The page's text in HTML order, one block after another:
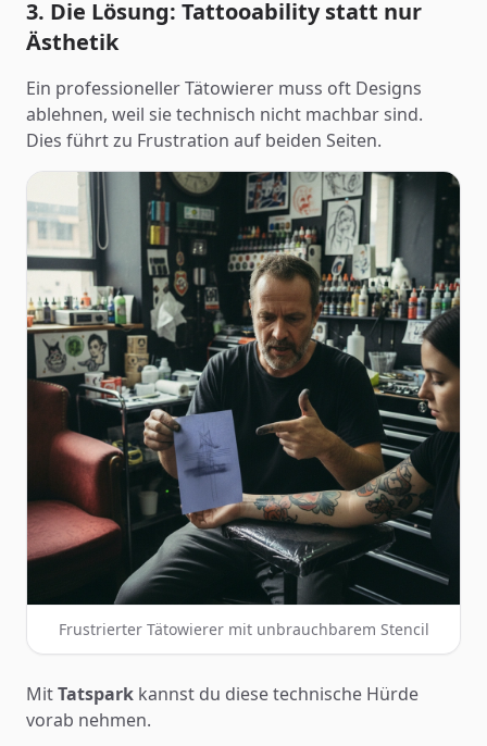
3. Die Lösung: Tattooability statt nur
Ästhetik
Ein professioneller Tätowierer muss oft Designs
ablehnen, weil sie technisch nicht machbar sind.
Dies führt zu Frustration auf beiden Seiten.
Frustrierter Tätowierer mit unbrauchbarem Stencil
MitTatspark kannst du diese technische Hürde
vorab nehmen.